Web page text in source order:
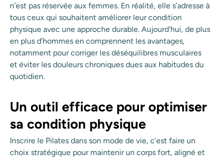
n’est pas réservée aux femmes. En réalité, elle s’adresse à
tous ceux qui souhaitent améliorer leur condition
physique avec une approche durable. Aujourd'hui, de plus
en plus d’hommes en comprennent les avantages,
notamment pour corriger les déséquilibres musculaires
et éviter les douleurs chroniques dues aux habitudes du
quotidien.
Un outil efficace pour optimiser
sa condition physique
Inscrire le Pilates dans son mode de vie, c’est faire un
choix stratégique pour maintenir un corps fort, aligné et